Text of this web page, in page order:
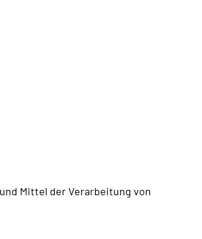
Mittel der Verarbeitung von